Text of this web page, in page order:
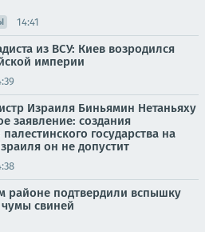
14:41
из ВСУ: Киев возродился
империи
Израиля Биньямин Нетаньяху
заявление: создания
государства на
он не допустит
районе подтвердили вспышку
свиней